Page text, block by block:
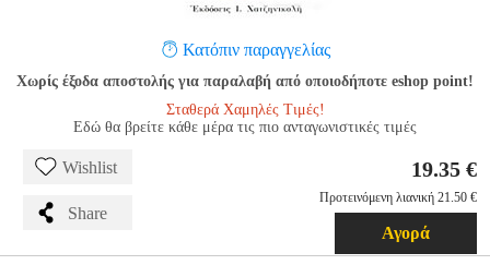
Κατόπιν παραγγελίας
Χωρίς έξοδα αποστολής για παραλαβή από οποιοδήποτε eshop point!
Σταθερά Χαμηλές Τιμές!
Εδώ θα βρείτε κάθε μέρα τις πιο ανταγωνιστικές τιμές
Wishlist
Share
19.35 €
Προτεινόμενη λιανική 21.50 €
Αγορά